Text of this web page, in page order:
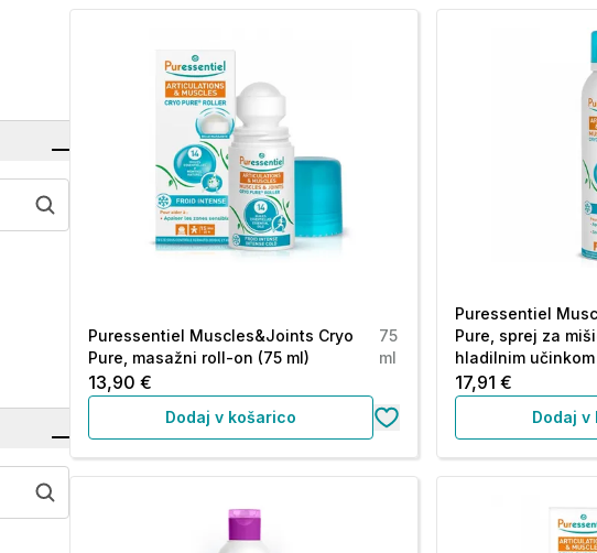
Puressentiel Muscles&Joints Cryo
Pure, masažni roll-on (75 ml)
75
ml
13,90 €
Dodaj v košarico
Puressentiel
Pure, sprej za
hladilnim učinkom
17,91 €
Dodaj v